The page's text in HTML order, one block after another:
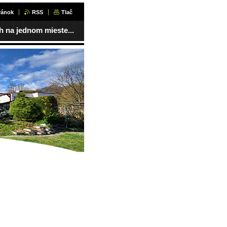
RSS Tlač
na jednom mieste...